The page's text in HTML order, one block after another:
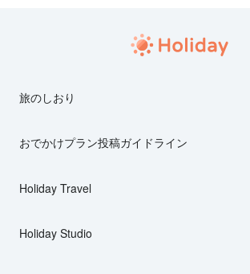
旅のしおり
おでかけプラン投稿ガイドライン
Holiday Travel
Holiday Studio